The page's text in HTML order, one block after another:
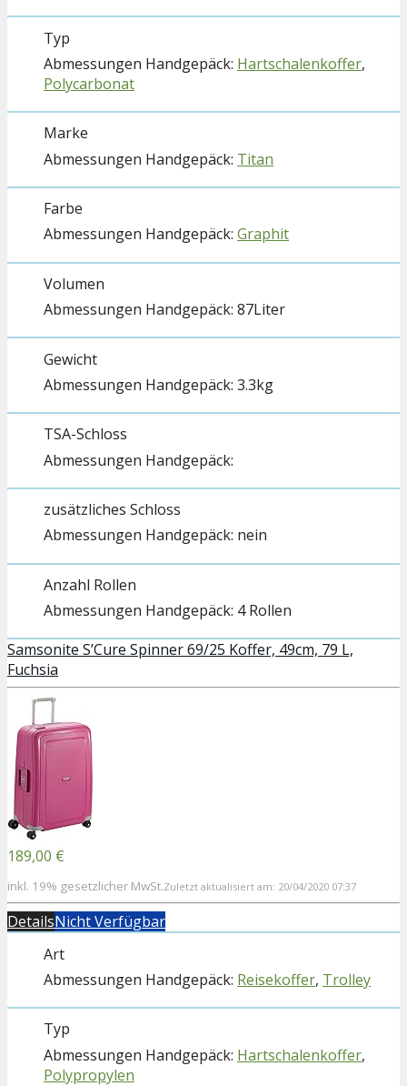
Typ
Hartschalenkoffer,
Polycarbonat
Marke
Titan
Farbe
Graphit
Volumen
87Liter
Gewicht
3.3kg
TSA-Schloss
zusätzliches Schloss
nein
Anzahl Rollen
4 Rollen
Samsonite S’Cure Spinner 69/25 Koffer, 49cm, 79 L,
Fuchsia
189,00 €
inkl. 19% gesetzlicher MwSt.Zuletzt aktualisiert am: 20/04/2020 07:37
DetailsNicht Verfügbar
Art
Reisekoffer, Trolley
Typ
Hartschalenkoffer,
Polypropylen